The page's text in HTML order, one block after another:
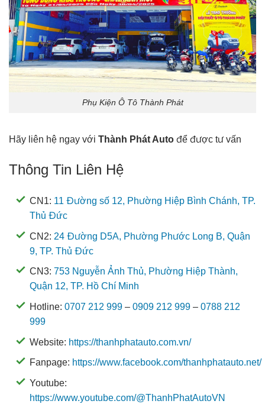
Phụ Kiện Ô Tô Thành Phát
Hãy liên hệ ngay với Thành Phát Auto để được tư vấn
Thông Tin Liên Hệ
CN1: 11 Đường số 12, Phường Hiệp Bình Chánh, TP.
Thủ Đức
CN2: 24 Đường D5A, Phường Phước Long B, Quận
9, TP. Thủ Đức
CN3: 753 Nguyễn Ảnh Thủ, Phường Hiệp Thành,
Quận 12, TP. Hồ Chí Minh
Hotline: 0707 212 999 – 0909 212 999 – 0788 212
999
Website: https://thanhphatauto.com.vn/
Fanpage: https://www.facebook.com/thanhphatauto.net/
Youtube:
https://www.youtube.com/@ThanhPhatAutoVN